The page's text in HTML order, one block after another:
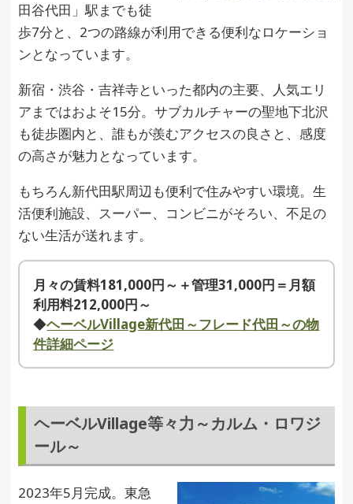
田谷代田」駅までも徒
歩7分と、2つの路線が利用できる便利なロケーショ
ンとなっています。
新宿・渋谷・吉祥寺といった都内の主要、人気エリ
アまではおよそ15分。サブカルチャーの聖地下北沢
も徒歩圏内と、誰もが羨むアクセスの良さと、感度
の高さが魅力となっています。
もちろん新代田駅周辺も便利で住みやすい環境。生
活便利施設、スーパー、コンビニがそろい、不足の
ない生活が送れます。
月々の賃料181,000円～＋管理31,000円＝月額
利用料212,000円～
◆ヘーベルVillage新代田～フレード代田～の物
件詳細ページ
ヘーベルVillage等々力～カルム・ロワジ
ール～
2023年5月完成。東急